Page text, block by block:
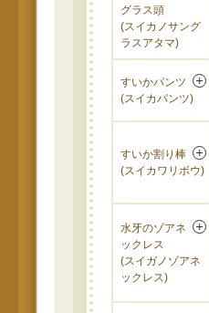
グラス頭
(スイカノサング
ラスアタマ)
すいかパンツ
(スイカパンツ)
すいか割り棒
(スイカワリボウ)
水牙のゾアネ
ックレス
(スイガノゾアネ
ックレス)